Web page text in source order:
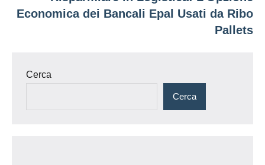
Economica dei Bancali Epal Usati da Ribo
Pallets
Cerca
Cerca